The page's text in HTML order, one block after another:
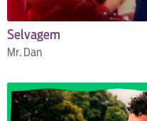
Selvagem
Mr. Dan